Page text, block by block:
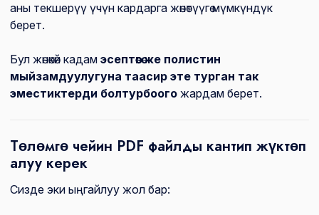
аны текшерүү үчүн кардарга жөнөтүүгө мүмкүндүк
берет.
Бул жөнөкөй кадам эсептөөгө же полистин
мыйзамдуулугуна таасир эте турган так
эместиктерди болтурбоого жардам берет.
Төлөмгө чейин PDF файлды кантип жүктөп
алуу керек
Сизде эки ыңгайлуу жол бар: